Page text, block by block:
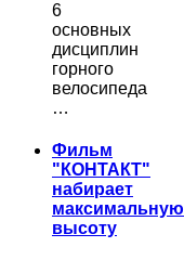
6
основных
дисциплин
горного
велосипеда
…
Фильм
"КОНТАКТ"
набирает
максимальную
высоту